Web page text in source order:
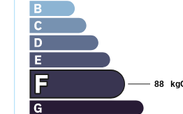
88